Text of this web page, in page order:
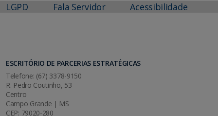
LGPD Fala Servidor Acessibilidade
ESCRITÓRIO DE PARCERIAS ESTRATÉGICAS
Telefone: (67) 3378-9150
R. Pedro Coutinho, 53
Centro
Campo Grande | MS
CEP: 79020-280